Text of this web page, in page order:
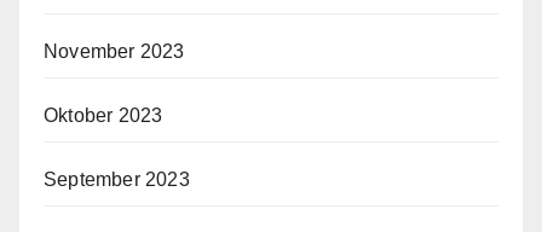
November 2023
Oktober 2023
September 2023